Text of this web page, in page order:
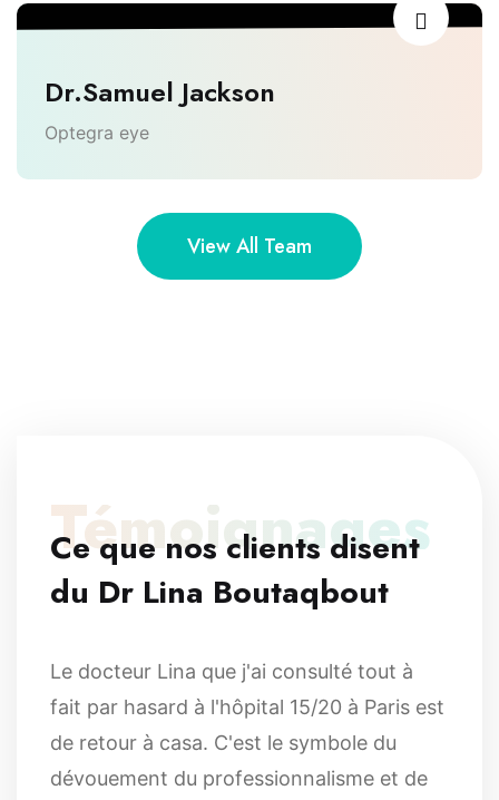
Dr.Samuel Jackson
Optegra eye
View All Team
Témoignages
Ce que nos clients disent
du Dr Lina Boutaqbout
Le docteur Lina que j'ai consulté tout à
fait par hasard à l'hôpital 15/20 à Paris est
de retour à casa. C'est le symbole du
dévouement du professionnalisme et de